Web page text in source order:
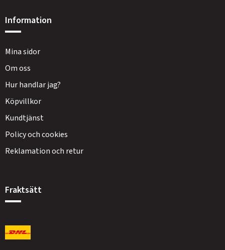
Information
Mina sidor
Om oss
Hur handlar jag?
Köpvillkor
Kundtjänst
Policy och cookies
Reklamation och retur
Fraktsätt